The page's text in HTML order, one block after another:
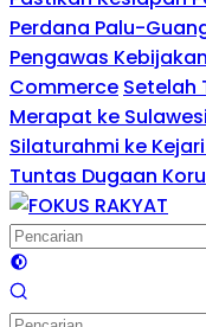
Perdana Palu-
Pengawas
Commerce Setelah
Merapat ke
Silaturahmi ke
Tuntas Dugaan